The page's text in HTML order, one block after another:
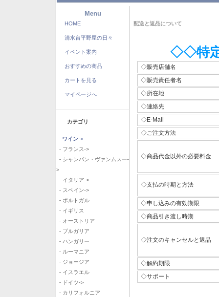
Menu
HOME
清水台平野屋の日々
イベント案内
おすすめの商品
カートを見る
マイページへ
カテゴリ
ワイン->
- フランス->
- シャンパン・ヴァンムスー-
>
- イタリア->
- スペイン->
- ポルトガル
- イギリス
- オーストリア
- ブルガリア
- ハンガリー
- ルーマニア
- ジョージア
- イスラエル
- ドイツ->
- カリフォルニア
配送と返品について
◇◇特
◇販売店舗名
◇販売責任者名
◇所在地
◇連絡先
◇E-Mail
◇ご注文方法
◇商品代金以外の必要料金
◇支払の時期と方法
◇申し込みの有効期限
◇商品引き渡し時期
◇注文のキャンセルと返品
◇解約期限
◇サポート